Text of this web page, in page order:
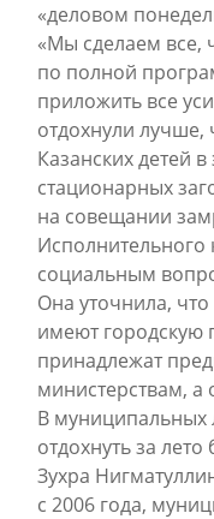
«деловом
«Мы сделаем все,
по полной
приложить все
отдохнули
Казанских детей
стационарных
на совещании
Исполнительного
социальным
Она уточнила,
имеют городскую
принадлежат
министерствам, а
В муниципальных
отдохнуть за
Зухра
с 2006 года,